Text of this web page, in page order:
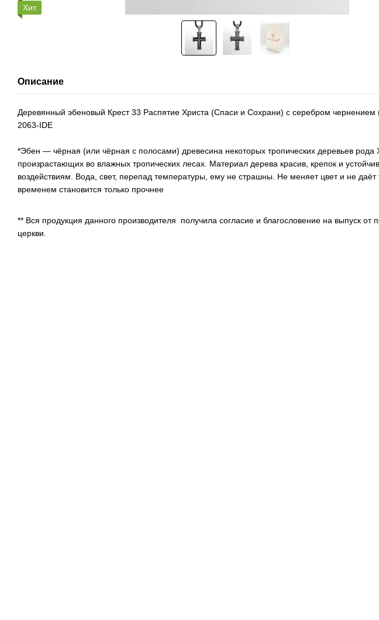
Хит
Описание
Деревянный эбеновый Крест 33 Распятие Христа (Спаси и Сохрани) с серебром чернением
2063-IDE
*Эбен — чёрная (или чёрная с полосами) древесина некоторых тропических деревьев рода
произрастающих во влажных тропических лесах. Материал дерева красив, крепок и
воздействиям. Вода, свет, перепад температуры, ему не страшны. Не меняет цвет и не
временем становится только прочнее
** Вся продукция данного производителя получила согласие и благословение на выпуск от
церкви.